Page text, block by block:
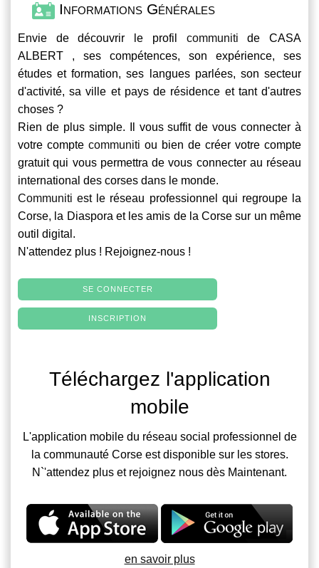
Informations Générales
Envie de découvrir le profil communiti de CASA
ALBERT , ses compétences, son expérience, ses
études et formation, ses langues parlées, son secteur
d'activité, sa ville et pays de résidence et tant d'autres
choses ?
Rien de plus simple. Il vous suffit de vous connecter à
votre compte communiti ou bien de créer votre compte
gratuit qui vous permettra de vous connecter au réseau
international des corses dans le monde.
Communiti est le réseau professionnel qui regroupe la
Corse, la Diaspora et les amis de la Corse sur un même
outil digital.
N'attendez plus ! Rejoignez-nous !
SE CONNECTER
INSCRIPTION
Téléchargez l'application
mobile
L'application mobile du réseau social professionnel de
la communauté Corse est disponible sur les stores.
N`'attendez plus et rejoignez nous dès Maintenant.
en savoir plus